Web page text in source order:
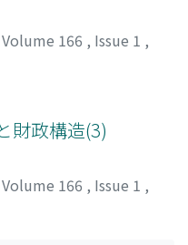
Volume 166 , Issue 1 ,
財政構造(3)
Volume 166 , Issue 1 ,